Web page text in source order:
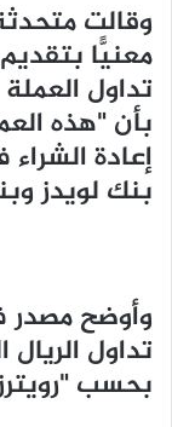
و
ن
ي
ا
وقالت
معنيًّا
بأن "هذه
إعادة
بنك لويدز
وأوضح مصدر
تداول
بحسب